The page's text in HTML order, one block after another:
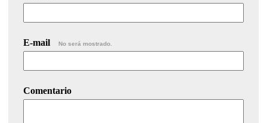
E-mail No será mostrado.
Comentario